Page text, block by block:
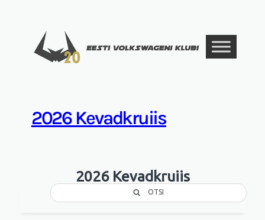
2026 Kevadkruiis
2026 Kevadkruiis
OTSI